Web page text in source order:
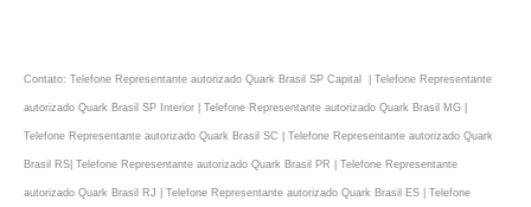
Contato: Telefone Representante autorizado Quark Brasil SP Capital | Telefone Representante
autorizado Quark Brasil SP Interior | Telefone Representante autorizado Quark Brasil MG |
Telefone Representante autorizado Quark Brasil SC | Telefone Representante autorizado Quark
Brasil RS| Telefone Representante autorizado Quark Brasil PR | Telefone Representante
autorizado Quark Brasil RJ | Telefone Representante autorizado Quark Brasil ES | Telefone